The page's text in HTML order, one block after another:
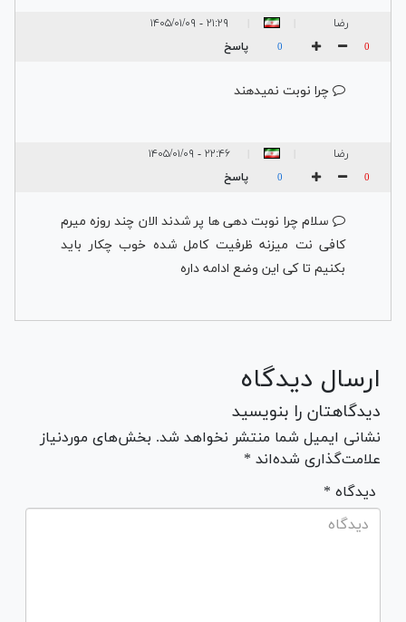
رضا ۲۱:۲۹ - ۱۴۰۵/۰۱/۰۹
0
0 پاسخ
چرا نوبت نمیدهند
رضا ۲۲:۴۶ - ۱۴۰۵/۰۱/۰۹
0
0 پاسخ
سلام چرا نوبت دهی ها پر شدند الان چند روزه میرم
کافی نت میزنه ظرفیت کامل شده خوب چکار باید
بکنیم تا کی این وضع ادامه داره
ارسال دیدگاه
دیدگاهتان را بنویسید
نشانی ایمیل شما منتشر نخواهد شد. بخش‌های موردنیاز
علامت‌گذاری شده‌اند *
* دیدگاه